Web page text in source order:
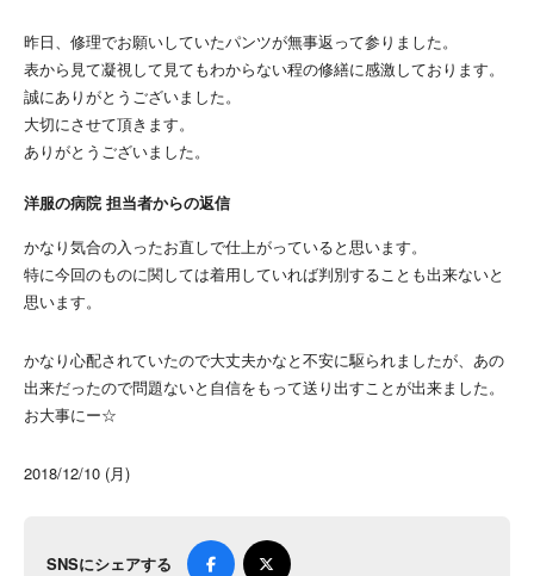
昨日、修理でお願いしていたパンツが無事返って参りました。
表から見て凝視して見てもわからない程の修繕に感激しております。
誠にありがとうございました。
大切にさせて頂きます。
ありがとうございました。
洋服の病院 担当者からの返信
かなり気合の入ったお直しで仕上がっていると思います。
特に今回のものに関しては着用していれば判別することも出来ないと
思います。
かなり心配されていたので大丈夫かなと不安に駆られましたが、あの
出来だったので問題ないと自信をもって送り出すことが出来ました。
お大事にー☆
2018/12/10 (月)
SNSにシェアする